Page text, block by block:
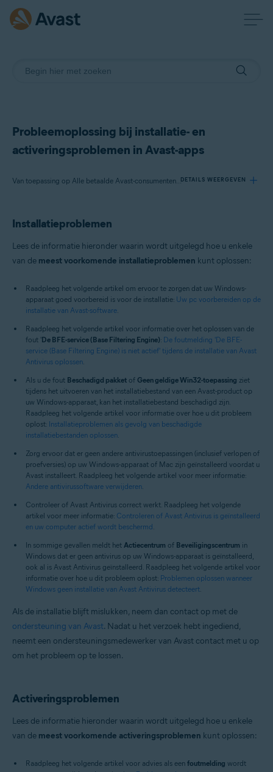
Probleemoplossing bij installatie- en
activeringsproblemen in Avast-apps
Van toepassing op Alle betaalde Avast-consumentenappsDETAILS WEERGEVEN
Producten:
Alle betaalde Avast-consumentenapps
Alle ondersteunde besturingssystemen
Installatieproblemen
Lees de informatie hieronder waarin wordt uitgelegd hoe u enkele
van de meest voorkomende installatieproblemen kunt oplossen:
Raadpleeg het volgende artikel om ervoor te zorgen dat uw Windows-
apparaat goed voorbereid is voor de installatie: Uw pc voorbereiden op de
installatie van Avast-software.
Raadpleeg het volgende artikel voor informatie over het oplossen van de
fout 'De BFE-service (Base Filtering Engine): De foutmelding 'De BFE-
service (Base Filtering Engine) is niet actief' tijdens de installatie van Avast
Antivirus oplossen.
Als u de fout Beschadigd pakket of Geen geldige Win32-toepassing ziet
tijdens het uitvoeren van het installatiebestand van een Avast-product op
uw Windows-apparaat, kan het installatiebestand beschadigd zijn.
Raadpleeg het volgende artikel voor informatie over hoe u dit probleem
oplost: Installatieproblemen als gevolg van beschadigde
installatiebestanden oplossen.
Zorg ervoor dat er geen andere antivirustoepassingen (inclusief verlopen of
proefversies) op uw Windows-apparaat of Mac zijn geïnstalleerd voordat u
Avast installeert. Raadpleeg het volgende artikel voor meer informatie:
Andere antivirussoftware verwijderen.
Controleer of Avast Antivirus correct werkt. Raadpleeg het volgende
artikel voor meer informatie: Controleren of Avast Antivirus is geïnstalleerd
en uw computer actief wordt beschermd.
In sommige gevallen meldt het Actiecentrum of Beveiligingscentrum in
Windows dat er geen antivirus op uw Windows-apparaat is geïnstalleerd,
ook al is Avast Antivirus geïnstalleerd. Raadpleeg het volgende artikel voor
informatie over hoe u dit probleem oplost: Problemen oplossen wanneer
Windows geen installatie van Avast Antivirus detecteert.
Als de installatie blijft mislukken, neem dan contact op met de
ondersteuning van Avast. Nadat u het verzoek hebt ingediend,
neemt een ondersteuningsmedewerker van Avast contact met u op
om het probleem op te lossen.
Activeringsproblemen
Lees de informatie hieronder waarin wordt uitgelegd hoe u enkele
van de meest voorkomende activeringsproblemen kunt oplossen:
Raadpleeg het volgende artikel voor advies als een foutmelding wordt